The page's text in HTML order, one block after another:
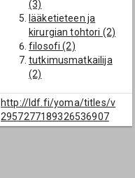
(3)
lääketieteen ja
kirurgian tohtori (2)
filosofi (2)
tutkimusmatkailija
(2)
professori (2)
opettajakandidaatti
(2)
http://ldf.fi/yoma/titles/v
2957277189326536907